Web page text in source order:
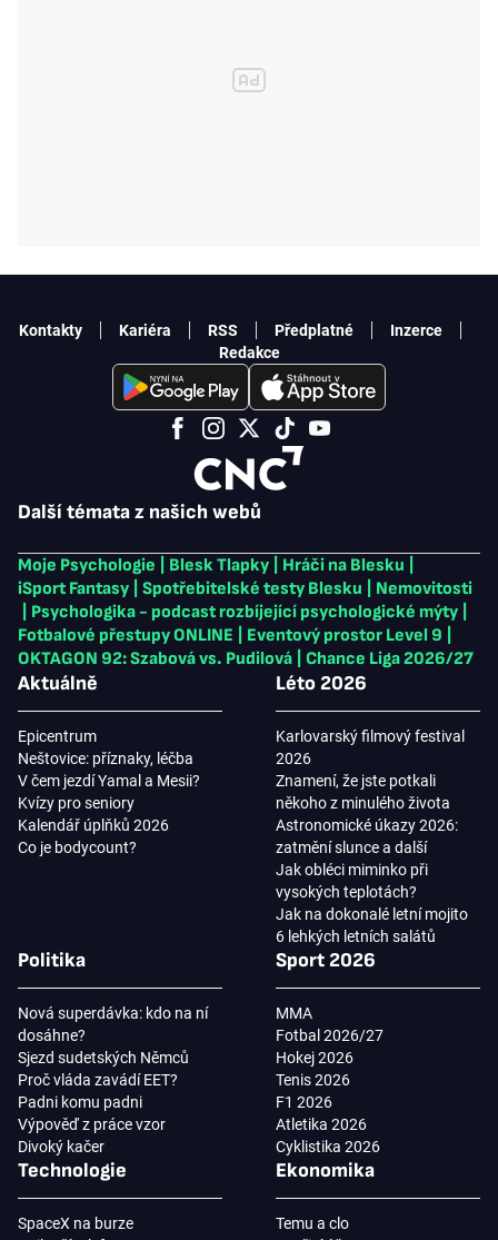
Další témata z našich webů
Moje Psychologie Blesk Tlapky Hráči na Blesku
iSport Fantasy
Spotřebitelské testy Blesku
Nemovitosti
Psychologika - podcast rozbíjející psychologické mýty
Fotbalové přestupy ONLINE
Eventový prostor Level 9
OKTAGON 92: Szabová vs. Pudilová
Chance Liga 2026/27
Aktuálně
Epicentrum
Neštovice: příznaky, léčba
V čem jezdí Yamal a Mesii?
Kvízy pro seniory
Kalendář úplňků 2026
Co je bodycount?
Léto 2026
Karlovarský filmový festival
2026
Znamení, že jste potkali
někoho z minulého života
Astronomické úkazy 2026:
zatmění slunce a další
Jak obléci miminko při
vysokých teplotách?
Jak na dokonalé letní mojito
6 lehkých letních salátů
Politika
Nová superdávka: kdo na ní
dosáhne?
Sjezd sudetských Němců
Proč vláda zavádí EET?
Padni komu padni
Výpověď z práce vzor
Divoký kačer
Sport 2026
MMA
Fotbal 2026/27
Hokej 2026
Tenis 2026
F1 2026
Atletika 2026
Cyklistika 2026
Technologie
SpaceX na burze
Ekonomika
Temu a clo
Kontakty Kariéra RSS Předplatné
Inzerce
Redakce